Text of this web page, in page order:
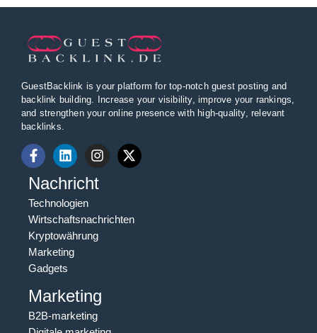
GuestBacklink is your platform for top-notch guest posting and
backlink building. Increase your visibility, improve your rankings,
and strengthen your online presence with high-quality, relevant
backlinks.
Nachricht
Technologien
Wirtschaftsnachrichten
Kryptowährung
Marketing
Gadgets
Marketing
B2B-marketing